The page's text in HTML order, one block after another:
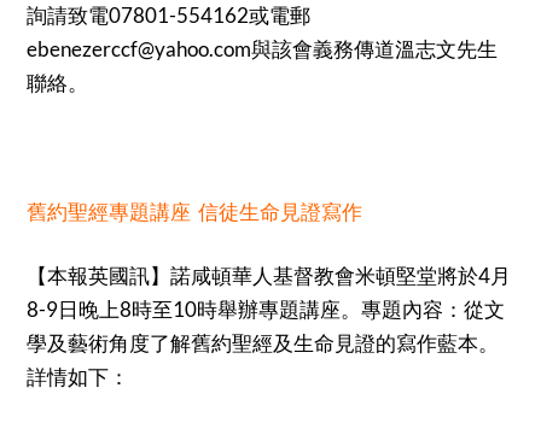
詢請致電07801-554162或電郵
ebenezerccf@yahoo.com與該會義務傳道溫志文先生
聯絡。
舊約聖經專題講座 信徒生命見證寫作
【本報英國訊】諾咸頓華人基督教會米頓堅堂將於4月
8-9日晚上8時至10時舉辦專題講座。專題內容：從文
學及藝術角度了解舊約聖經及生命見證的寫作藍本。
詳情如下：